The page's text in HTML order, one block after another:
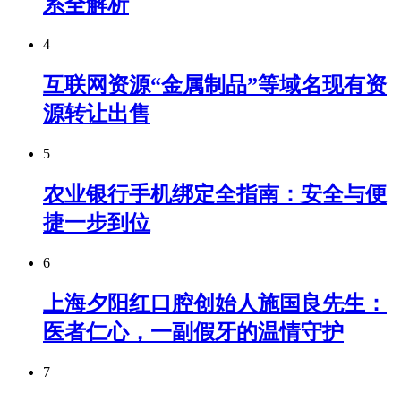
系全解析
4
互联网资源“金属制品”等域名现有资
源转让出售
5
农业银行手机绑定全指南：安全与便
捷一步到位
6
上海夕阳红口腔创始人施国良先生：
医者仁心，一副假牙的温情守护
7